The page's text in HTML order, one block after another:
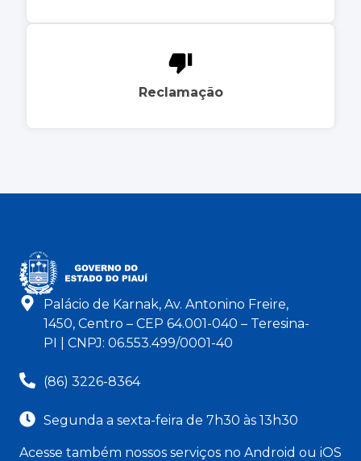
Reclamação
Palácio de Karnak, Av. Antonino Freire,
1450, Centro – CEP 64.001-040 – Teresina-
PI | CNPJ: 06.553.499/0001-40
(86) 3226-8364
Segunda a sexta-feira de 7h30 às 13h30
Acesse também nossos serviços no Android ou iOS